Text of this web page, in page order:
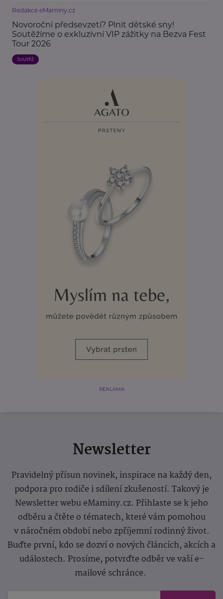
Redakce eMaminy.cz
Novoroční předsevzetí? Plnit dětské sny!
Soutěžíme o exkluzivní VIP zážitky na Bezva Fest
Tour 2026
Soutěž
REKLAMA
Newsletter
Pravidelný přísun novinek, inspirace na každý den,
podpora pro rodiče i sdílení zkušeností. Takový je
Newsletter webu eMaminy.cz. Přihlaste se k jeho
odběru a čtěte o tématech, které vám pomohou
v náročném období nebo zpříjemní rodinný život.
Buďte první, kdo se dozví o nových článcích, akcích a
událostech. Prosíme, potvrďte odběr ve vaší e-
mailové schránce.